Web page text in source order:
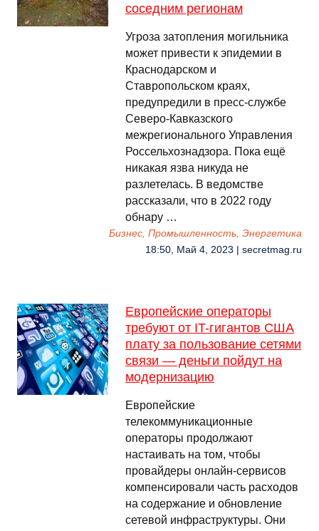
соседним регионам
Угроза затопления могильника
может привести к эпидемии в
Краснодарском и
Ставропольском краях,
предупредили в пресс-службе
Северо-Кавказского
межрегионального Управления
Россельхознадзора. Пока ещё
никакая язва никуда не
разлетелась. В ведомстве
рассказали, что в 2022 году
обнару …
Бизнес, Промышленность, Энергетика
18:50, Май 4, 2023 | secretmag.ru
Европейские операторы
требуют от IT-гигантов США
плату за пользование сетями
связи — деньги пойдут на
модернизацию
Европейские
телекоммуникационные
операторы продолжают
настаивать на том, чтобы
провайдеры онлайн-сервисов
компенсировали часть расходов
на содержание и обновление
сетевой инфраструктуры. Они